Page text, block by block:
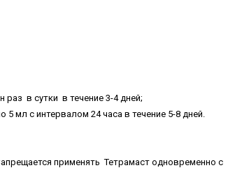
раз в сутки в течение 3-4 дней;
мл с интервалом 24 часа в течение 5-8 дней.
применять Тетрамаст одновременно с